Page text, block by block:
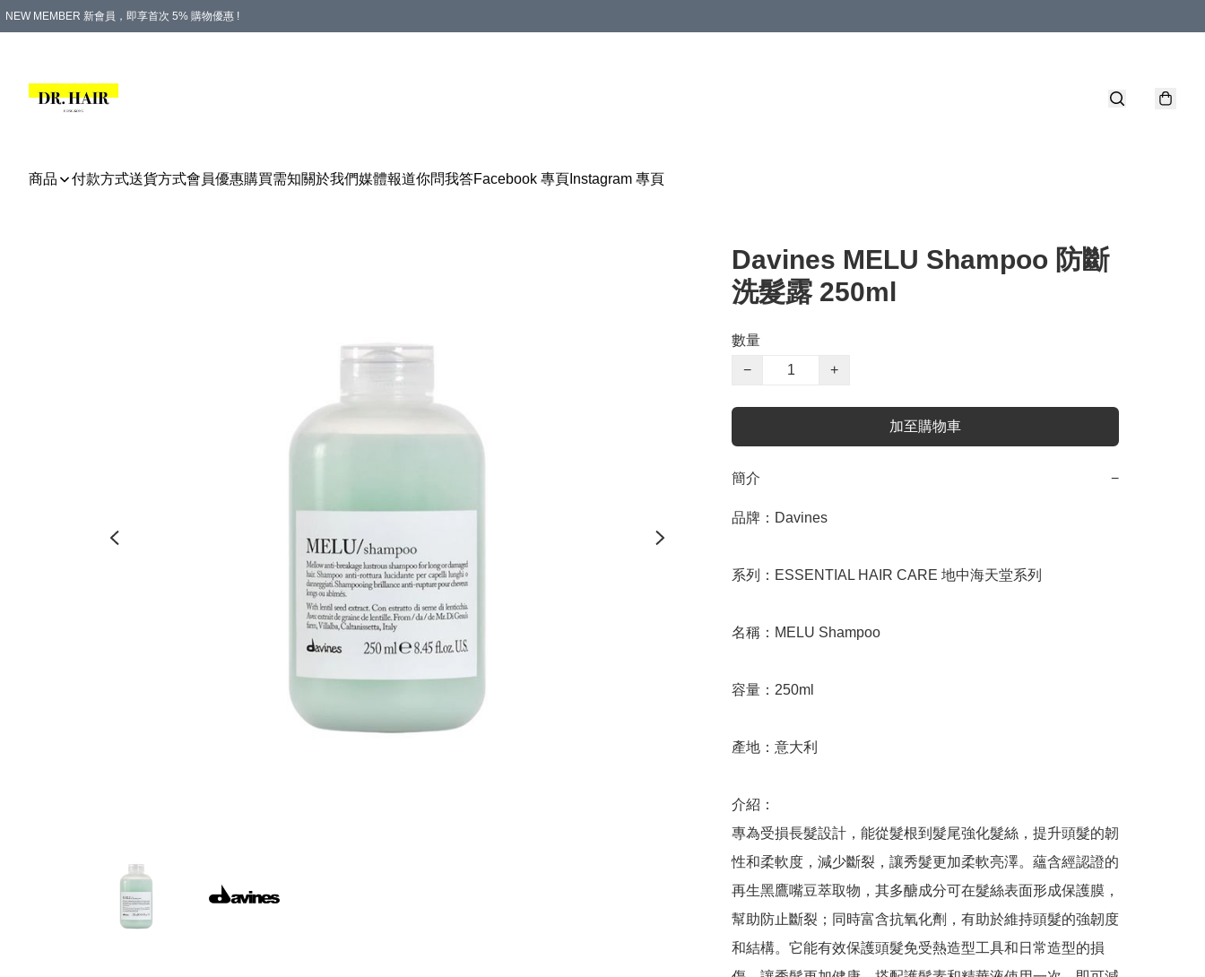
NEW MEMBER 新會員，即享首次 5% 購物優惠 !
商品 付款方式送貨方式會員優惠購買需知關於我們媒體報道你問我答Facebook 專頁 Instagram 專頁
Davines MELU Shampoo 防斷
洗髮露 250ml
數量
−
+
加至購物車
簡介 −
品牌：Davines
系列：ESSENTIAL HAIR CARE 地中海天堂系列
名稱：MELU Shampoo
容量：250ml
產地：意大利
介紹：
專為受損長髮設計，能從髮根到髮尾強化髮絲，提升頭髮的韌
性和柔軟度，減少斷裂，讓秀髮更加柔軟亮澤。蘊含經認證的
再生黑鷹嘴豆萃取物，其多醣成分可在髮絲表面形成保護膜，
幫助防止斷裂；同時富含抗氧化劑，有助於維持頭髮的強韌度
和結構。它能有效保護頭髮免受熱造型工具和日常造型的損